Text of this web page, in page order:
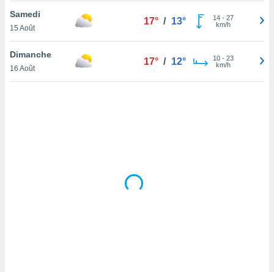
votre
à
en
le
Samedi
15 Août
17° / 13° 14- 27
km/h
Dimanche
16 Août
17° / 12° 10- 23
km/h